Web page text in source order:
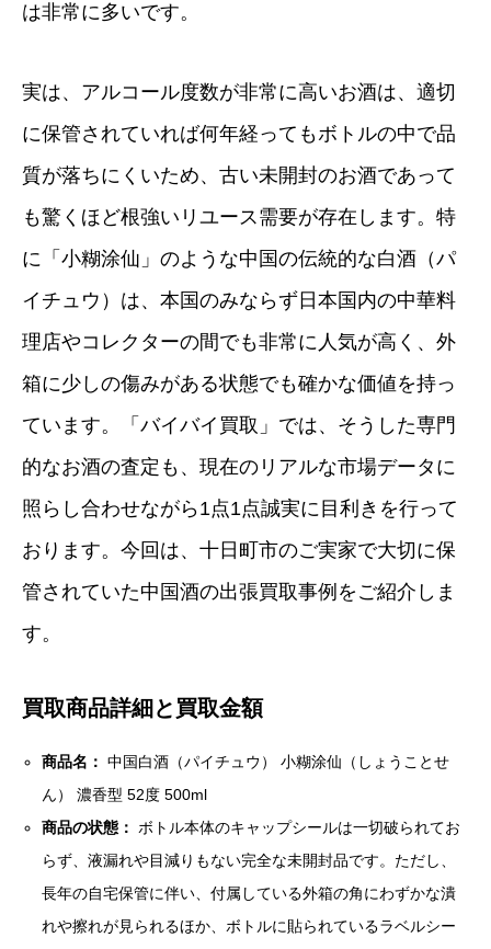
は非常に多いです。
実は、アルコール度数が非常に高いお酒は、適切
に保管されていれば何年経ってもボトルの中で品
質が落ちにくいため、古い未開封のお酒であって
も驚くほど根強いリユース需要が存在します。特
に「小糊涂仙」のような中国の伝統的な白酒（パ
イチュウ）は、本国のみならず日本国内の中華料
理店やコレクターの間でも非常に人気が高く、外
箱に少しの傷みがある状態でも確かな価値を持っ
ています。「バイバイ買取」では、そうした専門
的なお酒の査定も、現在のリアルな市場データに
照らし合わせながら1点1点誠実に目利きを行って
おります。今回は、十日町市のご実家で大切に保
管されていた中国酒の出張買取事例をご紹介しま
す。
買取商品詳細と買取金額
商品名： 中国白酒（パイチュウ） 小糊涂仙（しょうことせ
ん） 濃香型 52度 500ml
商品の状態： ボトル本体のキャップシールは一切破られてお
らず、液漏れや目減りもない完全な未開封品です。ただし、
長年の自宅保管に伴い、付属している外箱の角にわずかな潰
れや擦れが見られるほか、ボトルに貼られているラベルシー